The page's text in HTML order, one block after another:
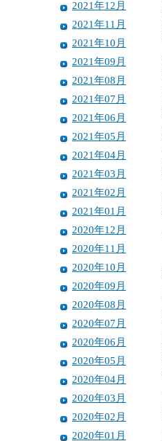
2021年12月
2021年11月
2021年10月
2021年09月
2021年08月
2021年07月
2021年06月
2021年05月
2021年04月
2021年03月
2021年02月
2021年01月
2020年12月
2020年11月
2020年10月
2020年09月
2020年08月
2020年07月
2020年06月
2020年05月
2020年04月
2020年03月
2020年02月
2020年01月